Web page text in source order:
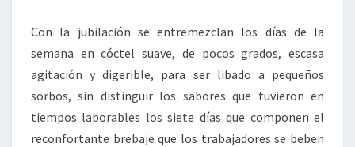
Con la jubilación se entremezclan los días de la
semana en cóctel suave, de pocos grados, escasa
agitación y digerible, para ser libado a pequeños
sorbos, sin distinguir los sabores que tuvieron en
tiempos laborables los siete días que componen el
reconfortante brebaje que los trabajadores se beben